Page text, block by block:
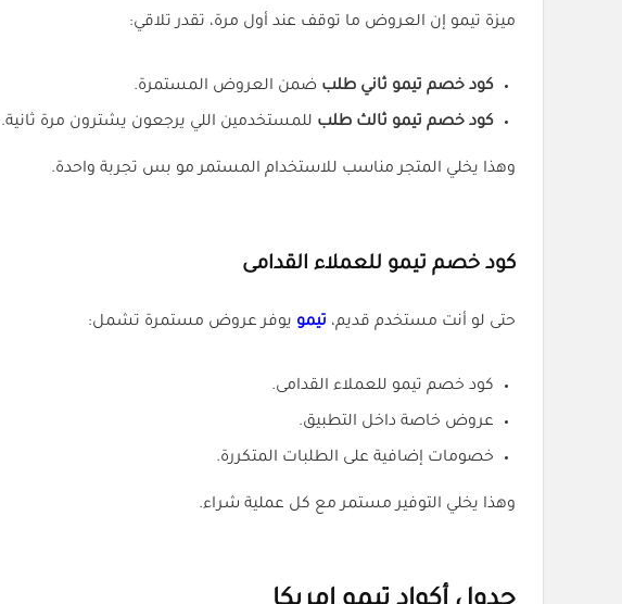
ميزة تيمو إن العروض ما توقف عند أول مرة، تقدر تلاقي:
كود خصم تيمو ثاني طلب ضمن العروض المستمرة.
كود خصم تيمو ثالث طلب للمستخدمين اللي يرجعون يشترون مرة ثانية.
وهذا يخلي المتجر مناسب للاستخدام المستمر مو بس تجربة واحدة.
كود خصم تيمو للعملاء القدامى
حتى لو أنت مستخدم قديم، تيمو يوفر عروض مستمرة تشمل:
كود خصم تيمو للعملاء القدامى.
عروض خاصة داخل التطبيق.
خصومات إضافية على الطلبات المتكررة.
وهذا يخلي التوفير مستمر مع كل عملية شراء.